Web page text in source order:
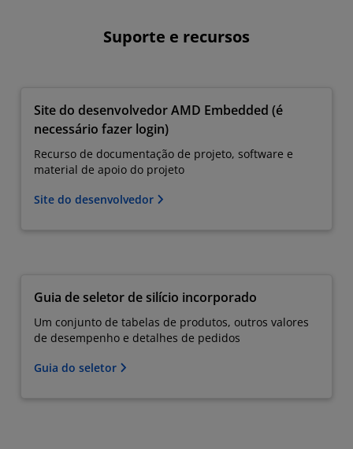
Suporte e recursos
Site do desenvolvedor AMD Embedded (é
necessário fazer login)
Recurso de documentação de projeto, software e
material de apoio do projeto
Site do desenvolvedor
Guia de seletor de silício incorporado
Um conjunto de tabelas de produtos, outros valores
de desempenho e detalhes de pedidos
Guia do seletor